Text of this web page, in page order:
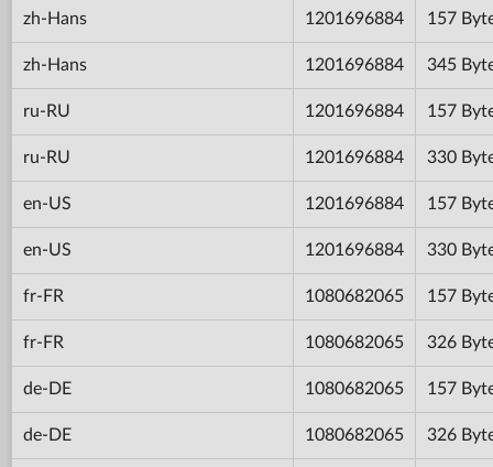
zh-Hans 1201696884 157
zh-Hans 1201696884 345
ru-RU 1201696884 157
ru-RU 1201696884 330
en-US 1201696884 157
en-US 1201696884 330
fr-FR 1080682065 157
fr-FR 1080682065 326
de-DE 1080682065 157
de-DE 1080682065 326